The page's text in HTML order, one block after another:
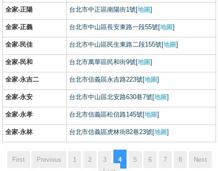
全家-正陽 台北市中正區南陽街1號[地圖]
全家-正義 台北市中山區長安東路一段55號[地圖]
全家-民佳 台北市中山區民生東路二段155號[地圖]
全家-民和 台北市萬華區民和街9號[地圖]
全家-永吉二 台北市信義區永吉路223號[地圖]
全家-永安 台北市中山區北安路630巷7號[地圖]
全家-永孝 台北市信義區松信路145號[地圖]
全家-永林 台北市信義區虎林街82巷23號[地圖]
First Previous 1 2 3 4 5 6 7 8
Next